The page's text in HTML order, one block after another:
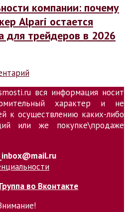
компании: почему
Alpari остается
для трейдеров в 2026
вся информация носит
характер и не
к осуществлению каких-либо
или же покупке\продаже